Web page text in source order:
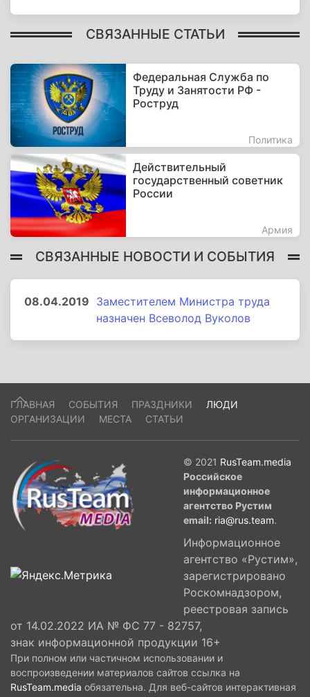
СВЯЗАННЫЕ СТАТЬИ
Федеральная Служба по
Труду и Занятости РФ -
Роструд
Политика
Действительный
государственный советник
России
Армия
СВЯЗАННЫЕ НОВОСТИ И СОБЫТИЯ
08.04.2019 Заместителем Министра труда
назначен Всеволод Вуколов
ГЛАВНАЯ СОБЫТИЯ ПРАЗДНИКИ
ЛЮДИ
ОРГАНИЗАЦИИ
МЕСТА СТАТЬИ
© 2021 RusTeam.media
Российское
информационное
агентство Рустим
email: ria@rus.team.
Информационное
агентство «Рустим»,
зарегистрировано
Роскомнадзором,
реестровая запись
от 14.02.2022 ИА № ФС 77 - 82757,
знак информационной продукции 16+
При полном или частичном использовании и
воспроизведении материалов сайтов ссылка на
RusTeam.media обязательна. Для веб-сайтов интерактивная